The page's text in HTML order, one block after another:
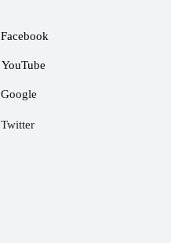
Facebook
YouTube
Google
Twitter